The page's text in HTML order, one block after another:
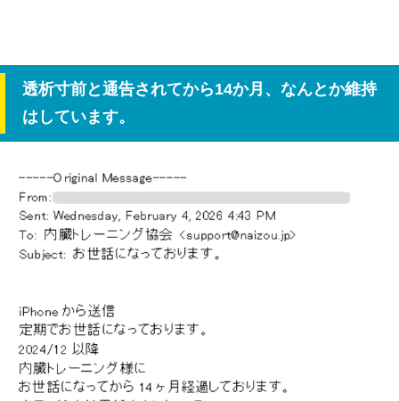
透析寸前と通告されてから14か月、なんとか維持
はしています。